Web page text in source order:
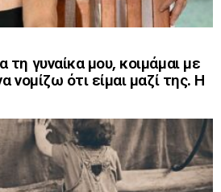
γυναίκα μου, κοιμάμαι με
νομίζω ότι είμαι μαζί της. Η